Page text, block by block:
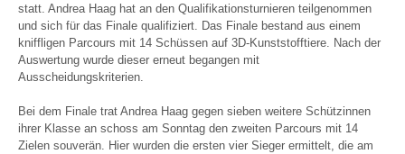
statt. Andrea Haag hat an den Qualifikationsturnieren teilgenommen
und sich für das Finale qualifiziert. Das Finale bestand aus einem
kniffligen Parcours mit 14 Schüssen auf 3D-Kunststofftiere. Nach der
Auswertung wurde dieser erneut begangen mit
Ausscheidungskriterien.
Bei dem Finale trat Andrea Haag gegen sieben weitere Schützinnen
ihrer Klasse an schoss am Sonntag den zweiten Parcours mit 14
Zielen souverän. Hier wurden die ersten vier Sieger ermittelt, die am